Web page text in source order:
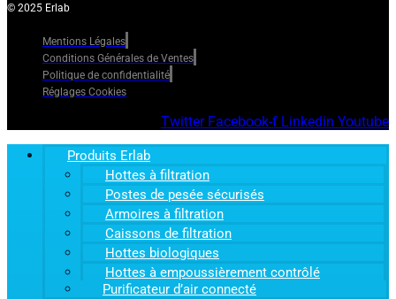
© 2025 Erlab
Mentions Légales
Conditions Générales de Ventes
Politique de confidentialité
Réglages Cookies
Twitter Facebook-f Linkedin Youtube
Produits Erlab
Hottes à filtration
Postes de pesée sécurisés
Armoires à filtration
Caissons de filtration
Hottes biologiques
Hottes à empoussièrement contrôlé
Purificateur d’air connecté